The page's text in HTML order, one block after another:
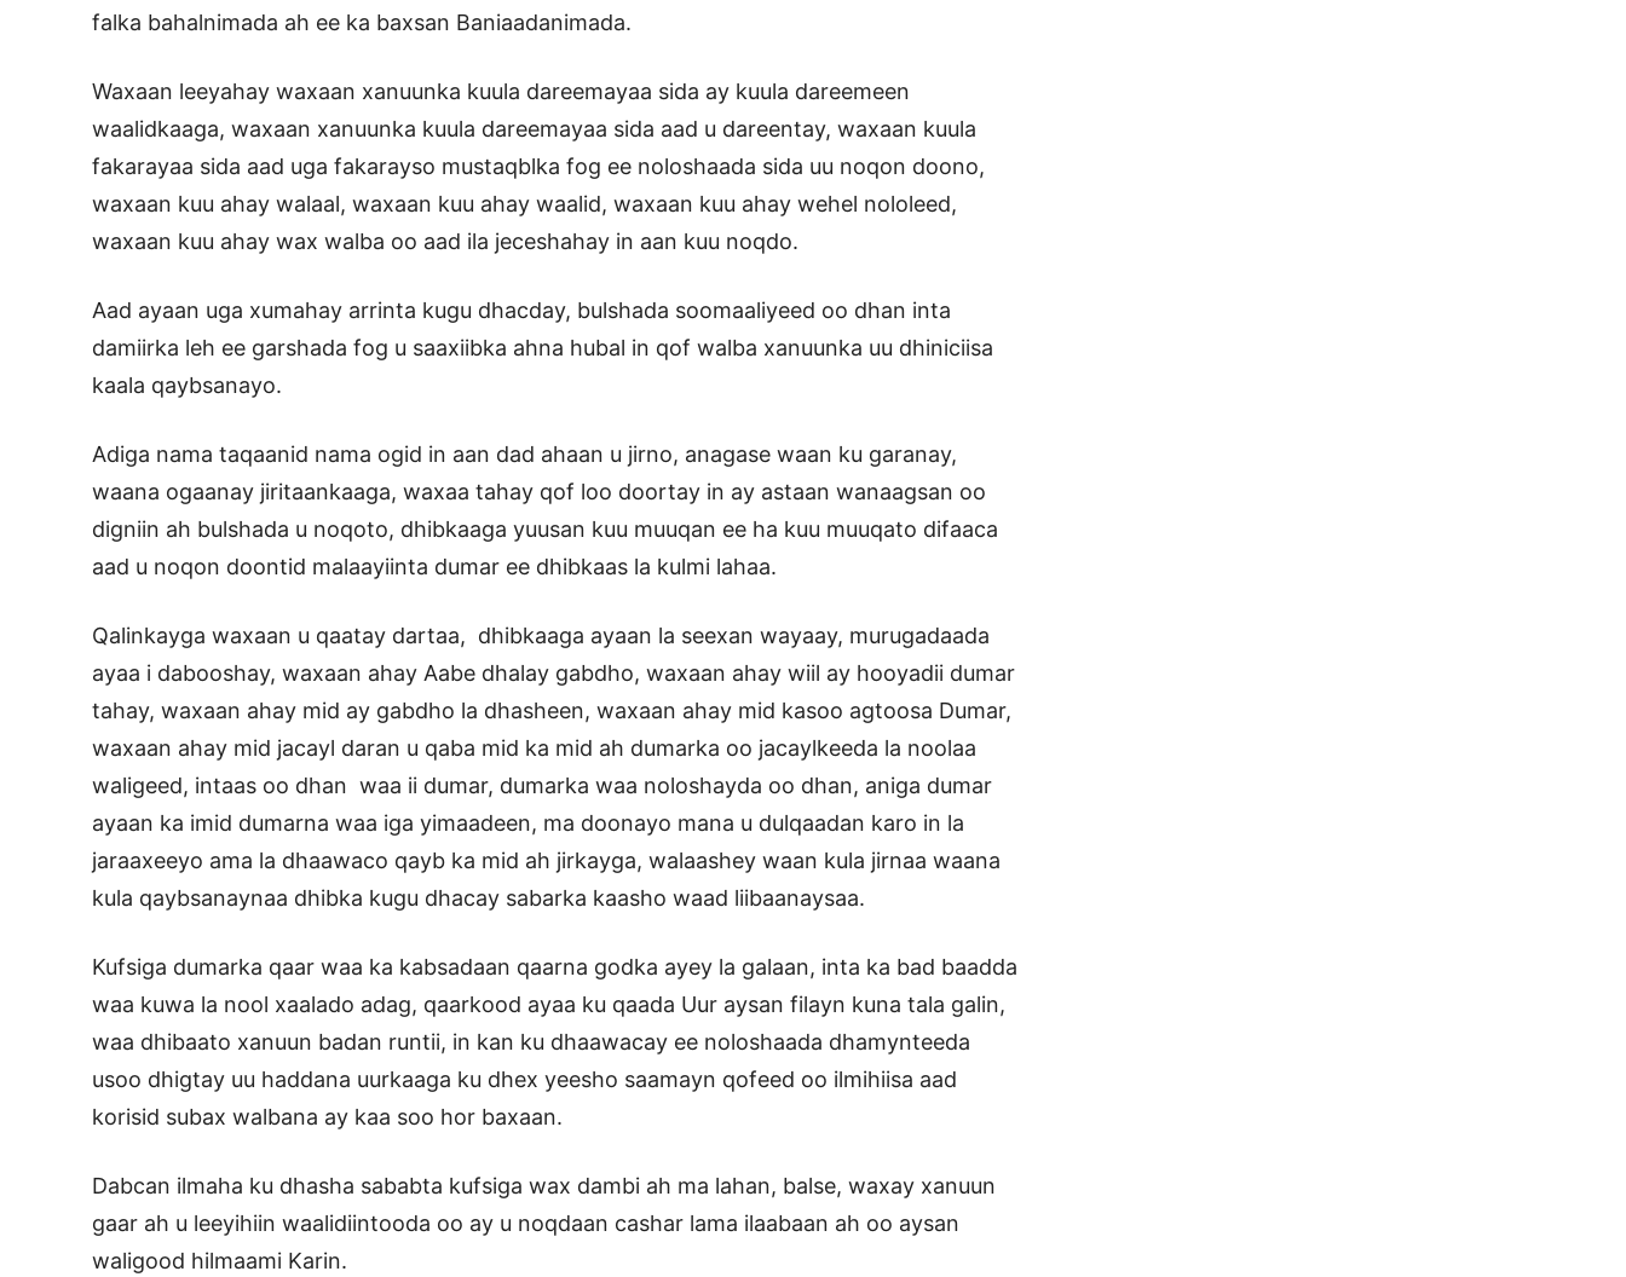
falka bahalnimada ah ee ka baxsan Baniaadanimada.
Waxaan leeyahay waxaan xanuunka kuula dareemayaa sida ay kuula dareemeen
waalidkaaga, waxaan xanuunka kuula dareemayaa sida aad u dareentay, waxaan kuula
fakarayaa sida aad uga fakarayso mustaqblka fog ee noloshaada sida uu noqon doono,
waxaan kuu ahay walaal, waxaan kuu ahay waalid, waxaan kuu ahay wehel nololeed,
waxaan kuu ahay wax walba oo aad ila jeceshahay in aan kuu noqdo.
Aad ayaan uga xumahay arrinta kugu dhacday, bulshada soomaaliyeed oo dhan inta
damiirka leh ee garshada fog u saaxiibka ahna hubal in qof walba xanuunka uu dhiniciisa
kaala qaybsanayo.
Adiga nama taqaanid nama ogid in aan dad ahaan u jirno, anagase waan ku garanay,
waana ogaanay jiritaankaaga, waxaa tahay qof loo doortay in ay astaan wanaagsan oo
digniin ah bulshada u noqoto, dhibkaaga yuusan kuu muuqan ee ha kuu muuqato difaaca
aad u noqon doontid malaayiinta dumar ee dhibkaas la kulmi lahaa.
Qalinkayga waxaan u qaatay dartaa, dhibkaaga ayaan la seexan wayaay, murugadaada
ayaa i dabooshay, waxaan ahay Aabe dhalay gabdho, waxaan ahay wiil ay hooyadii dumar
tahay, waxaan ahay mid ay gabdho la dhasheen, waxaan ahay mid kasoo agtoosa Dumar,
waxaan ahay mid jacayl daran u qaba mid ka mid ah dumarka oo jacaylkeeda la noolaa
waligeed, intaas oo dhan waa ii dumar, dumarka waa noloshayda oo dhan, aniga dumar
ayaan ka imid dumarna waa iga yimaadeen, ma doonayo mana u dulqaadan karo in la
jaraaxeeyo ama la dhaawaco qayb ka mid ah jirkayga, walaashey waan kula jirnaa waana
kula qaybsanaynaa dhibka kugu dhacay sabarka kaasho waad liibaanaysaa.
Kufsiga dumarka qaar waa ka kabsadaan qaarna godka ayey la galaan, inta ka bad baadda
waa kuwa la nool xaalado adag, qaarkood ayaa ku qaada Uur aysan filayn kuna tala galin,
waa dhibaato xanuun badan runtii, in kan ku dhaawacay ee noloshaada dhamynteeda
usoo dhigtay uu haddana uurkaaga ku dhex yeesho saamayn qofeed oo ilmihiisa aad
korisid subax walbana ay kaa soo hor baxaan.
Dabcan ilmaha ku dhasha sababta kufsiga wax dambi ah ma lahan, balse, waxay xanuun
gaar ah u leeyihiin waalidiintooda oo ay u noqdaan cashar lama ilaabaan ah oo aysan
waligood hilmaami Karin.